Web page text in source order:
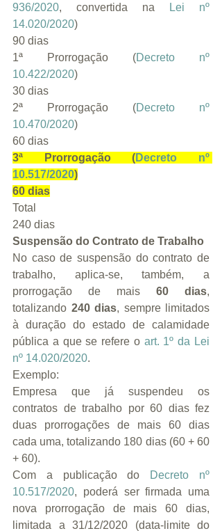
936/2020, convertida na
Lei nº
14.020/2020)
90 dias
1ª Prorrogação (Decreto nº
10.422/2020)
30 dias
2ª Prorrogação (Decreto nº
10.470/2020)
60 dias
3ª Prorrogação (Decreto nº
10.517/2020)
60 dias
Total
240 dias
Suspensão do Contrato de Trabalho
No caso de suspensão do contrato de
trabalho, aplica-se, também, a
prorrogação de mais 60 dias,
totalizando 240 dias, sempre limitados
à duração do estado de calamidade
pública a que se refere o art. 1º da Lei
nº 14.020/2020.
Exemplo:
Empresa que já suspendeu os
contratos de trabalho por 60 dias fez
duas prorrogações de mais 60 dias
cada uma, totalizando 180 dias (60 + 60
+ 60).
Com a publicação do
Decreto nº
10.517/2020, poderá ser firmada uma
nova prorrogação de mais 60 dias,
limitada a 31/12/2020 (data-limite do